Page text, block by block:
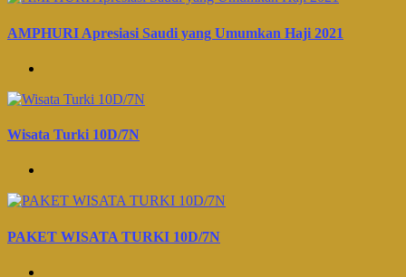
AMPHURI Apresiasi Saudi yang Umumkan Haji 2021
Wisata Turki 10D/7N
PAKET WISATA TURKI 10D/7N